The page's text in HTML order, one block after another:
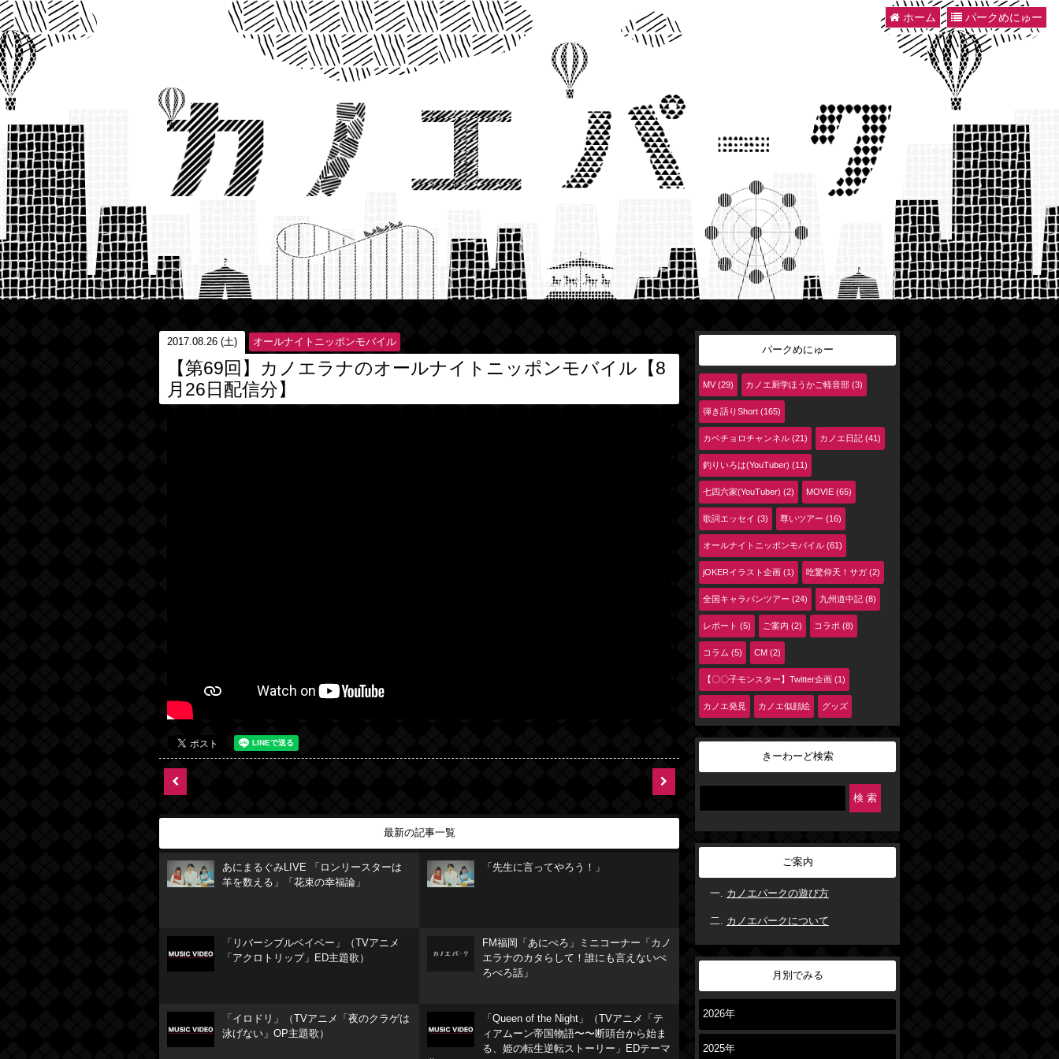
ホーム パークめにゅー
2017.08.26 (土) オールナイトニッポンモバイル
【第69回】カノエラナのオールナイトニッポンモバイル【8
月26日配信分】
最新の記事一覧
あにまるぐみLIVE 「ロンリースターは
羊を数える」「花束の幸福論」
「先生に言ってやろう！」
「リバーシブルベイベー」（TVアニメ
「アクロトリップ」ED主題歌）
FM福岡「あにぺろ」ミニコーナー「カノ
エラナのカタらして！誰にも言えないぺ
ろぺろ話」
「イロドリ」（TVアニメ「夜のクラゲは
泳げない」OP主題歌）
「Queen of the Night」（TVアニメ「テ
ィアムーン帝国物語〜〜断頭台から始ま
る、姫の転生逆転ストーリー」EDテーマ
パークめにゅー
MV (29) カノエ厨学ほうかご軽音部 (3)
弾き語りShort (165)
カベチョロチャンネル (21) カノエ日記 (41)
釣りいろは(YouTuber) (11)
七四六家(YouTuber) (2) MOVIE (65)
歌詞エッセイ (3) 尊いツアー (16)
オールナイトニッポンモバイル (61)
jOKERイラスト企画 (1) 吃驚仰天！サガ (2)
全国キャラバンツアー (24) 九州道中記 (8)
レポート (5) ご案内 (2) コラボ (8)
コラム (5) CM (2)
【〇〇子モンスター】Twitter企画 (1)
カノエ発見 カノエ似顔絵 グッズ
きーわーど検索
ご案内
カノエパークの遊び方
カノエパークについて
月別でみる
2026年
2025年